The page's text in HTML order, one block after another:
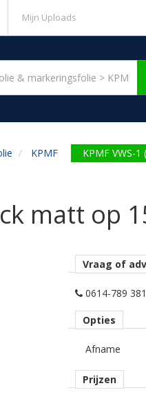
Mijn Uploads
KPMF KPMF VWS-
matt op
Vraag of
0614-789 381
Opties
Afname
Prijzen